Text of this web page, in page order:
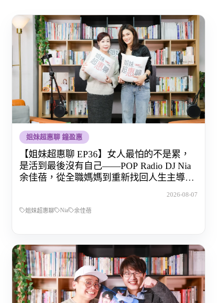
姐妹超惠聊 鐘盈惠
【姐妹超惠聊 EP36】女人最怕的不是累，
是活到最後沒有自己——POP Radio DJ Nia
余佳蓓，從全職媽媽到重新找回人生主導權
2026-08-07
姐妹超惠聊 Nia 余佳蓓